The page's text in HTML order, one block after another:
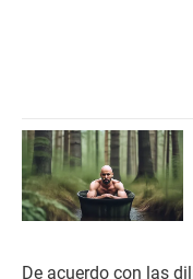
De acuerdo con las